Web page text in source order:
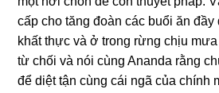
cấp cho tăng đoàn các buổi ăn đầy
khất thực và ở trong rừng chịu
từ chối và nói cùng Ananda rằng
để diệt tận cùng cái ngã của chính